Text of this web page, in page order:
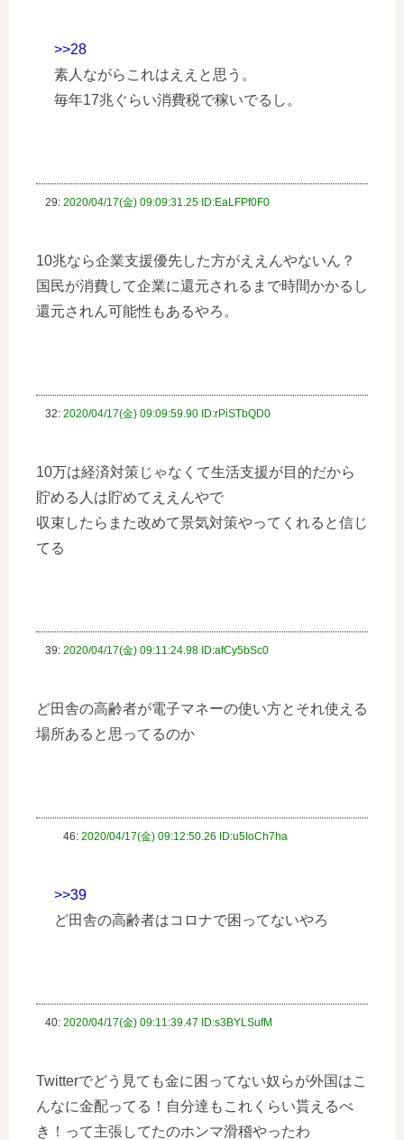
>>28
素人ながらこれはええと思う。
毎年17兆ぐらい消費税で稼いでるし。
29: 2020/04/17(金) 09:09:31.25 ID:EaLFPf0F0
10兆なら企業支援優先した方がええんやないん？
国民が消費して企業に還元されるまで時間かかるし
還元されん可能性もあるやろ。
32: 2020/04/17(金) 09:09:59.90 ID:rPiSTbQD0
10万は経済対策じゃなくて生活支援が目的だから
貯める人は貯めてええんやで
収束したらまた改めて景気対策やってくれると信じ
てる
39: 2020/04/17(金) 09:11:24.98 ID:afCy5bSc0
ど田舎の高齢者が電子マネーの使い方とそれ使える
場所あると思ってるのか
46: 2020/04/17(金) 09:12:50.26 ID:u5IoCh7ha
>>39
ど田舎の高齢者はコロナで困ってないやろ
40: 2020/04/17(金) 09:11:39.47 ID:s3BYLSufM
Twitterでどう見ても金に困ってない奴らが外国はこ
んなに金配ってる！自分達もこれくらい貰えるべ
き！って主張してたのホンマ滑稽やったわ